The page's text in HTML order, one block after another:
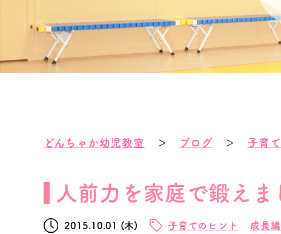
どんちゃか幼児教室 ＞ ブログ ＞ 子育
人前力を家庭で鍛えま
2015.10.01 (木) 子育てのヒント 成長編